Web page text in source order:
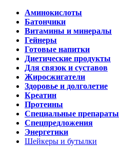
Аминокислоты
Батончики
Витамины и минералы
Гейнеры
Готовые напитки
Диетические продукты
Для связок и суставов
Жиросжигатели
Здоровье и долголетие
Креатин
Протеины
Специальные препараты
Спецпредложения
Энергетики
Шейкеры и бутылки